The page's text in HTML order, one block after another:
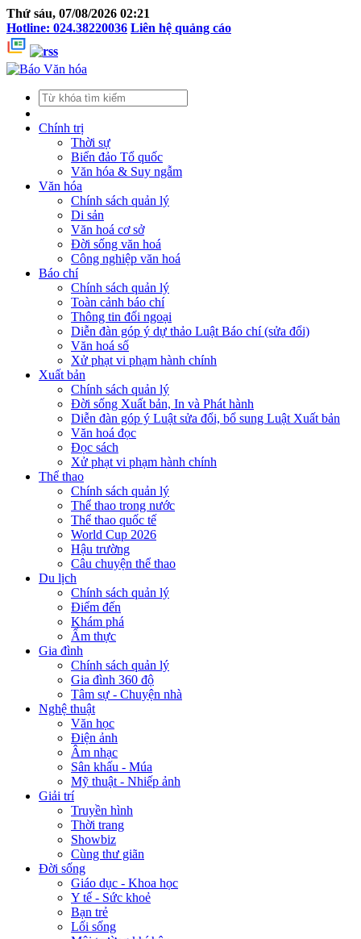
Thứ sáu, 07/08/2026 02:21
Hotline: 024.38220036 Liên hệ quảng cáo
Chính trị
Thời sự
Biển đảo Tổ quốc
Văn hóa & Suy ngẫm
Văn hóa
Chính sách quản lý
Di sản
Văn hoá cơ sở
Đời sống văn hoá
Công nghiệp văn hoá
Báo chí
Chính sách quản lý
Toàn cảnh báo chí
Thông tin đối ngoại
Diễn đàn góp ý dự thảo Luật Báo chí (sửa đổi)
Văn hoá số
Xử phạt vi phạm hành chính
Xuất bản
Chính sách quản lý
Đời sống Xuất bản, In và Phát hành
Diễn đàn góp ý Luật sửa đổi, bổ sung Luật Xuất bản
Văn hoá đọc
Đọc sách
Xử phạt vi phạm hành chính
Thể thao
Chính sách quản lý
Thể thao trong nước
Thể thao quốc tế
World Cup 2026
Hậu trường
Câu chuyện thể thao
Du lịch
Chính sách quản lý
Điểm đến
Khám phá
Ẩm thực
Gia đình
Chính sách quản lý
Gia đình 360 độ
Tâm sự - Chuyện nhà
Nghệ thuật
Văn học
Điện ảnh
Âm nhạc
Sân khấu - Múa
Mỹ thuật - Nhiếp ảnh
Giải trí
Truyền hình
Thời trang
Showbiz
Cùng thư giãn
Đời sống
Giáo dục - Khoa học
Y tế - Sức khoẻ
Bạn trẻ
Lối sống